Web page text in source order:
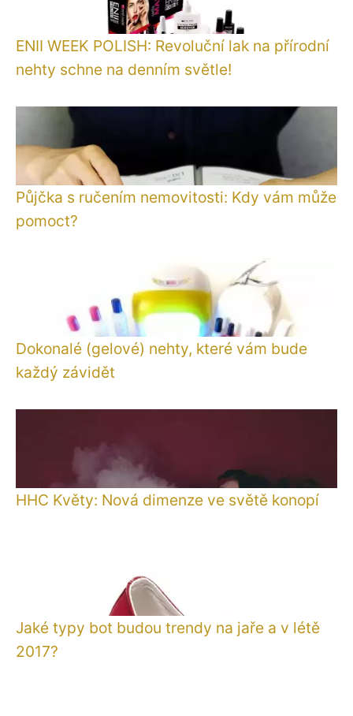
ENII WEEK POLISH: Revoluční lak na přírodní
nehty schne na denním světle!
Půjčka s ručením nemovitosti: Kdy vám může
pomoct?
Dokonalé (gelové) nehty, které vám bude
každý závidět
HHC Květy: Nová dimenze ve světě konopí
Jaké typy bot budou trendy na jaře a v létě
2017?